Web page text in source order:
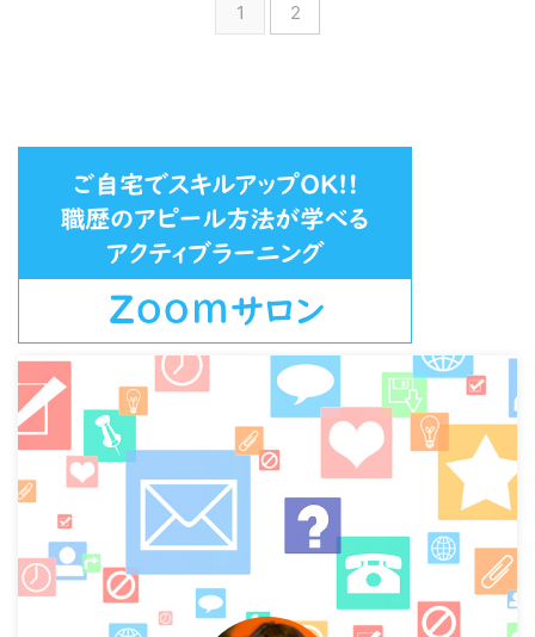
ムを言っているつもりは ない場
どの方がクレーマーではないわけ
です。 最近、私もクレーマ ...
1 2